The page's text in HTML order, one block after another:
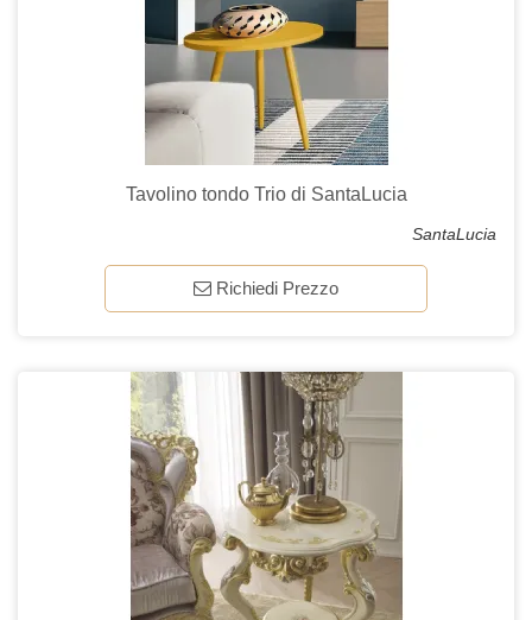
Tavolino tondo Trio di SantaLucia
SantaLucia
Richiedi Prezzo